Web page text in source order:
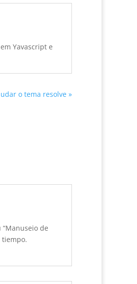
Yavascript e
o tema resolve »
de
tiempo.